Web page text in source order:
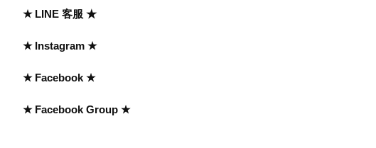
★ LINE 客服 ★
★ Instagram ★
★ Facebook ★
★ Facebook Group ★